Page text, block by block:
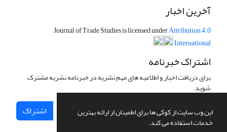
این وب سایت از کوکی ها برای اطمینان از ارائه بهترین
خدمات استفاده می کند.
آخرین اخبار
Journal of Trade Studies is licensed underAttribution 4.0
International
اشتراک خبرنامه
برای دریافت اخبار و اطلاعیه های مهم نشریه در خبرنامه نشریه مشترک
شوید.
اشتراک